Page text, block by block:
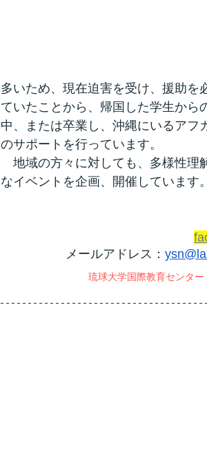
多いため、現在迫害を受け、援助を
ていたことから、帰国した学生から
中、または卒業し、沖縄にいるアフ
のサポートを行っています。
地域の方々に対しても、多様性理
なイベントを企画、開催しています。
メールアドレス：
琉球大学国際教育センタ